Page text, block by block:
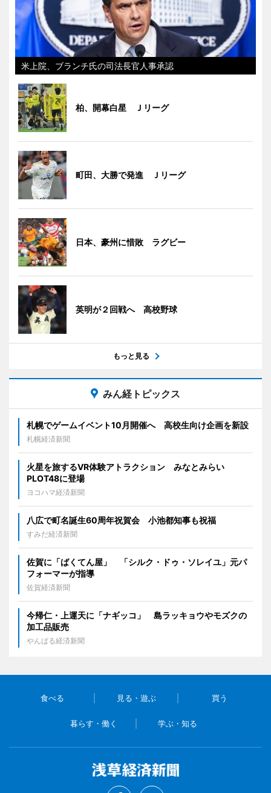
米上院、ブランチ氏の司法長官人事承認
柏、開幕白星 Ｊリーグ
町田、大勝で発進 Ｊリーグ
日本、豪州に惜敗 ラグビー
英明が２回戦へ 高校野球
もっと見る
みん経トピックス
札幌でゲームイベント10月開催へ 高校生向け企画を新設
札幌経済新聞
火星を旅するVR体験アトラクション みなとみらい
PLOT48に登場
ヨコハマ経済新聞
八広で町名誕生60周年祝賀会 小池都知事も祝福
すみだ経済新聞
佐賀に「ばくてん屋」 「シルク・ドゥ・ソレイユ」元パ
フォーマーが指導
佐賀経済新聞
今帰仁・上運天に「ナギッコ」 島ラッキョウやモズクの
加工品販売
やんばる経済新聞
食べる 見る・遊ぶ 買う
暮らす・働く 学ぶ・知る